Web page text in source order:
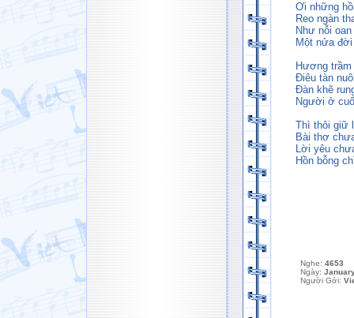
Ơi những
Reo ngàn
Như nỗi
Một nửa
Hương
Điêu tàn
Đàn khẽ
Người ở
Thì thôi giữ
Bài thơ
Lời yêu
Hồn bỗng
Nghe: 4653
Ngày:
Người Gởi: